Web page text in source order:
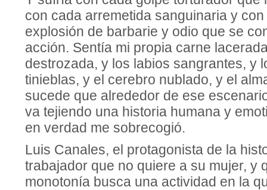
con cada arremetida sanguinaria y
explosión de barbarie y odio que se
acción. Sentía mi propia carne
destrozada, y los labios sangrantes, y
tinieblas, y el cerebro nublado, y el
sucede que alrededor de ese
va tejiendo una historia humana y
en verdad me sobrecogió.
Luis Canales, el protagonista de la
trabajador que no quiere a su mujer, y
monotonía busca una actividad en la